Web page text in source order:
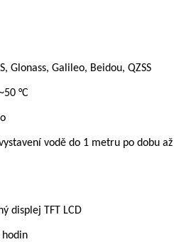
Glonass, Galileo, Beidou, QZSS
°C
vodě do 1 metru po dobu až
displej TFT LCD
hodin